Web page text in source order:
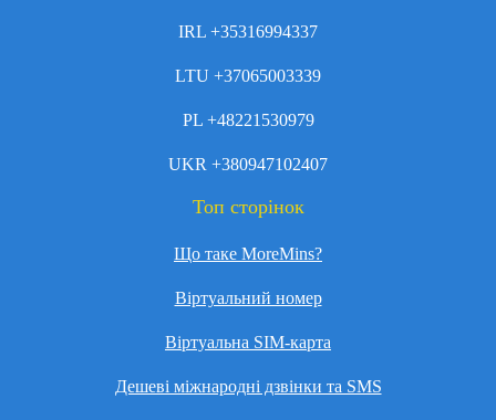
IRL +35316994337
LTU +37065003339
PL +48221530979
UKR +380947102407
Топ сторінок
Що таке MoreMins?
Віртуальний номер
Віртуальна SIM-карта
Дешеві міжнародні дзвінки та SMS